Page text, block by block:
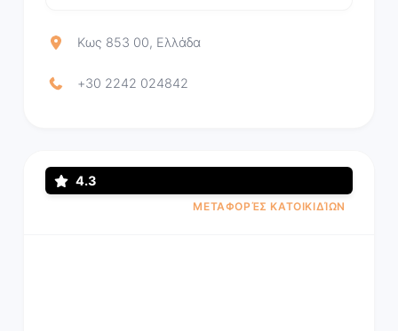
Κως 853 00, Ελλάδα
+30 2242 024842
4.3
ΜΕΤΑΦΟΡΈΣ ΚΑΤΟΙΚΙΔΊΩΝ